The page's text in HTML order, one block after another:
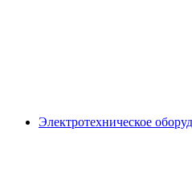
Электротехническое